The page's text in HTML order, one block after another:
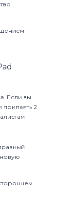
Если вы
припаять 2